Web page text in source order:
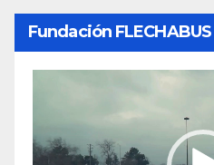
Fundación FLECHABUS
video